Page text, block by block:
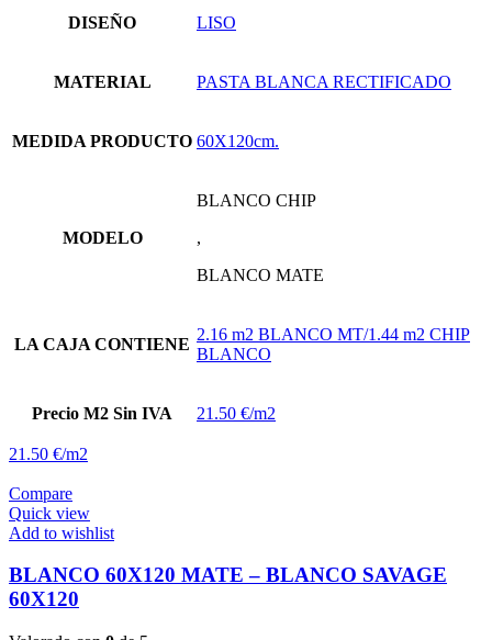
página
DISEÑO LISO
MATERIAL PASTA BLANCA RECTIFICADO
MEDIDA PRODUCTO 60X120cm.
MODELO
BLANCO CHIP
,
BLANCO MATE
LA CAJA CONTIENE
2.16 m2 BLANCO MT/1.44 m2 CHIP
BLANCO
Precio M2 Sin IVA 21.50 €/m2
21.50 €/m2
Compare
Quick view
Add to wishlist
BLANCO 60X120 MATE – BLANCO SAVAGE
60X120